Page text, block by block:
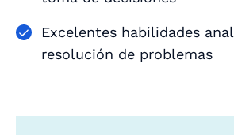
Excelentes habilidades
resolución de problemas